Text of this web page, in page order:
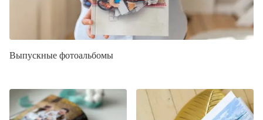
Выпускные фотоальбомы